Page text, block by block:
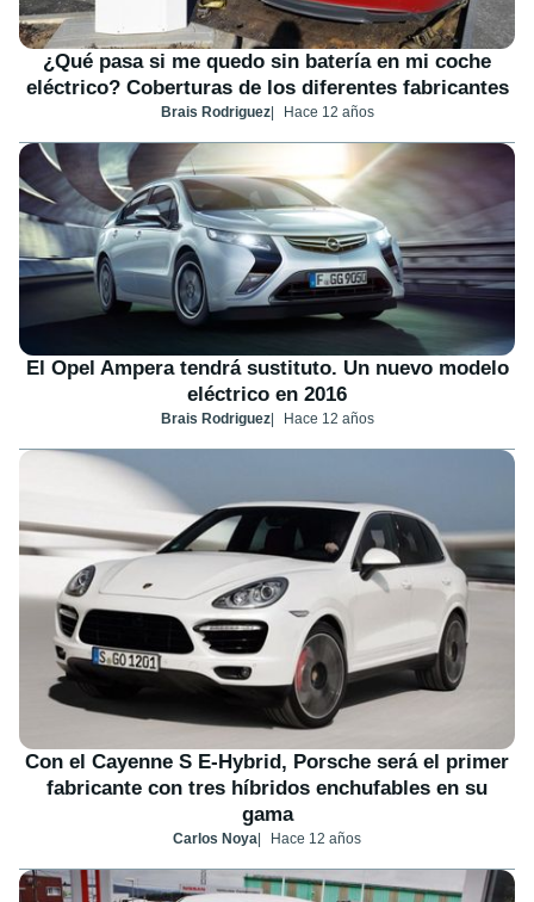
¿Qué pasa si me quedo sin batería en mi coche
eléctrico? Coberturas de los diferentes fabricantes
Brais Rodriguez Hace 12 años
El Opel Ampera tendrá sustituto. Un nuevo modelo
eléctrico en 2016
Brais Rodriguez Hace 12 años
Con el Cayenne S E-Hybrid, Porsche será el primer
fabricante con tres híbridos enchufables en su
gama
Carlos Noya Hace 12 años